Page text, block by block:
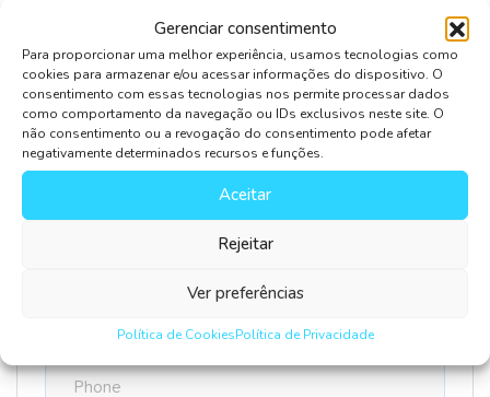
Gerenciar consentimento
Para proporcionar uma melhor experiência, usamos tecnologias como
cookies para armazenar e/ou acessar informações do dispositivo. O
consentimento com essas tecnologias nos permite processar dados
como comportamento da navegação ou IDs exclusivos neste site. O
não consentimento ou a revogação do consentimento pode afetar
negativamente determinados recursos e funções.
Aceitar
Rejeitar
Ver preferências
Política de CookiesPolítica de Privacidade
Leave Comment
Salvar meus dados neste navegador para a próxima